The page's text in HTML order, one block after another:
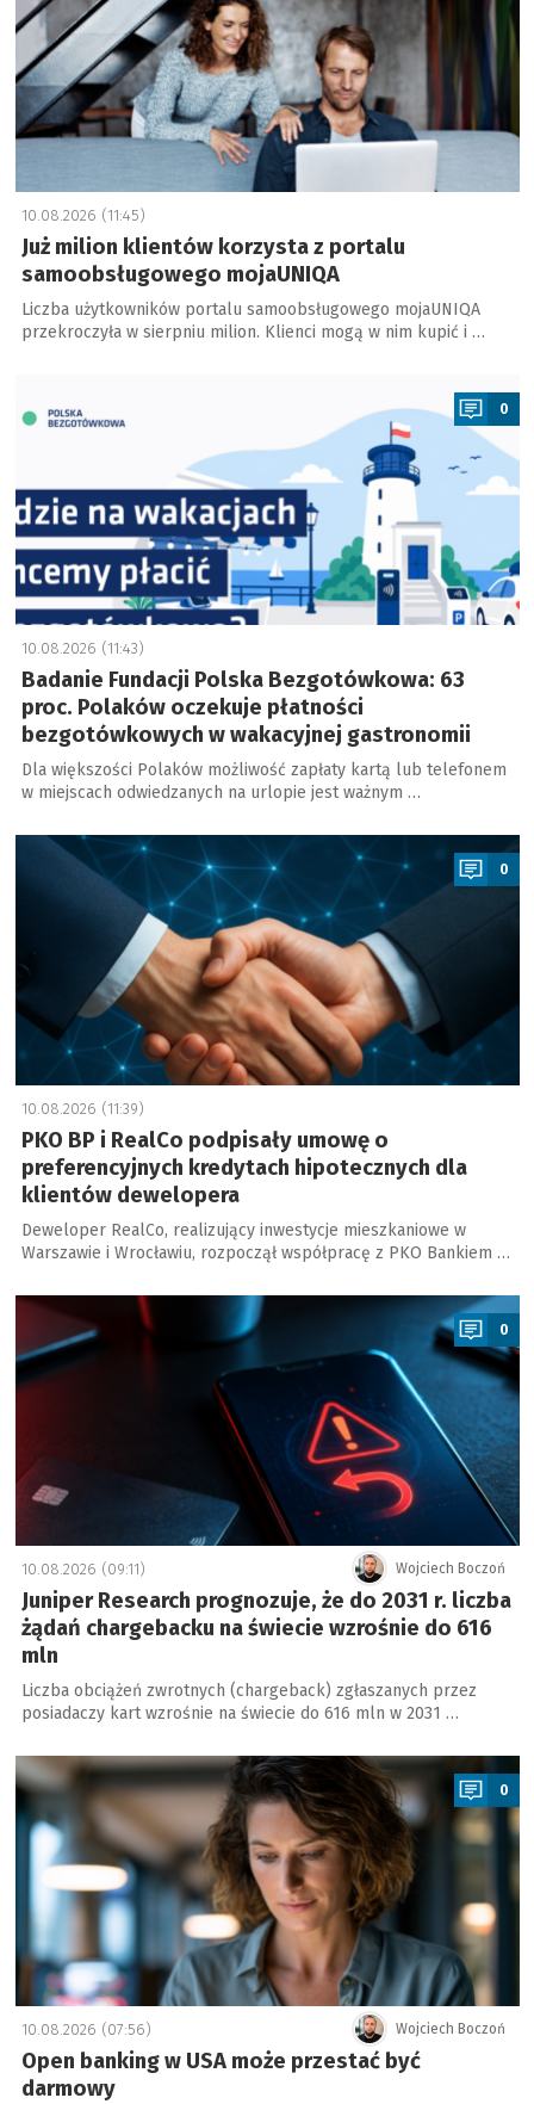
10.08.2026 (11:45)
Już milion klientów korzysta z portalu
samoobsługowego mojaUNIQA
Liczba użytkowników portalu samoobsługowego mojaUNIQA
przekroczyła w sierpniu milion. Klienci mogą w nim kupić i …
0
10.08.2026 (11:43)
Badanie Fundacji Polska Bezgotówkowa: 63
proc. Polaków oczekuje płatności
bezgotówkowych w wakacyjnej gastronomii
Dla większości Polaków możliwość zapłaty kartą lub telefonem
w miejscach odwiedzanych na urlopie jest ważnym …
a
0
10.08.2026 (11:39)
PKO BP i RealCo podpisały umowę o
preferencyjnych kredytach hipotecznych dla
klientów dewelopera
Deweloper RealCo, realizujący inwestycje mieszkaniowe w
Warszawie i Wrocławiu, rozpoczął współpracę z PKO Bankiem …
a
0
Wojciech Boczoń
10.08.2026 (09:11)
Juniper Research prognozuje, że do 2031 r. liczba
żądań chargebacku na świecie wzrośnie do 616
mln
Liczba obciążeń zwrotnych (chargeback) zgłaszanych przez
posiadaczy kart wzrośnie na świecie do 616 mln w 2031 …
a
0
Wojciech Boczoń
10.08.2026 (07:56)
Open banking w USA może przestać być
darmowy